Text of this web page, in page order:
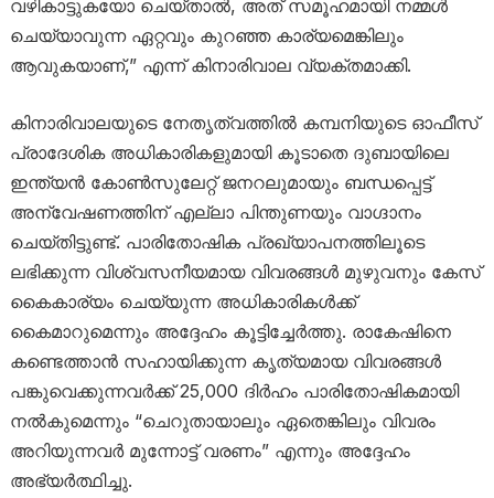
വഴികാട്ടുകയോ ചെയ്താൽ, അത് സമൂഹമായി നമ്മൾ
ചെയ്യാവുന്ന ഏറ്റവും കുറഞ്ഞ കാര്യമെങ്കിലും
ആവുകയാണ്,” എന്ന് കിനാരിവാല വ്യക്തമാക്കി.
കിനാരിവാലയുടെ നേതൃത്വത്തിൽ കമ്പനിയുടെ ഓഫീസ്
പ്രാദേശിക അധികാരികളുമായി കൂടാതെ ദുബായിലെ
ഇന്ത്യൻ കോൺസുലേറ്റ് ജനറലുമായും ബന്ധപ്പെട്ട്
അന്വേഷണത്തിന് എല്ലാ പിന്തുണയും വാഗ്ദാനം
ചെയ്തിട്ടുണ്ട്. പാരിതോഷിക പ്രഖ്യാപനത്തിലൂടെ
ലഭിക്കുന്ന വിശ്വസനീയമായ വിവരങ്ങൾ മുഴുവനും കേസ്
കൈകാര്യം ചെയ്യുന്ന അധികാരികൾക്ക്
കൈമാറുമെന്നും അദ്ദേഹം കൂട്ടിച്ചേർത്തു. രാകേഷിനെ
കണ്ടെത്താൻ സഹായിക്കുന്ന കൃത്യമായ വിവരങ്ങൾ
പങ്കുവെക്കുന്നവർക്ക് 25,000 ദിർഹം പാരിതോഷികമായി
നൽകുമെന്നും “ചെറുതായാലും ഏതെങ്കിലും വിവരം
അറിയുന്നവർ മുന്നോട്ട് വരണം” എന്നും അദ്ദേഹം
അഭ്യർത്ഥിച്ചു.